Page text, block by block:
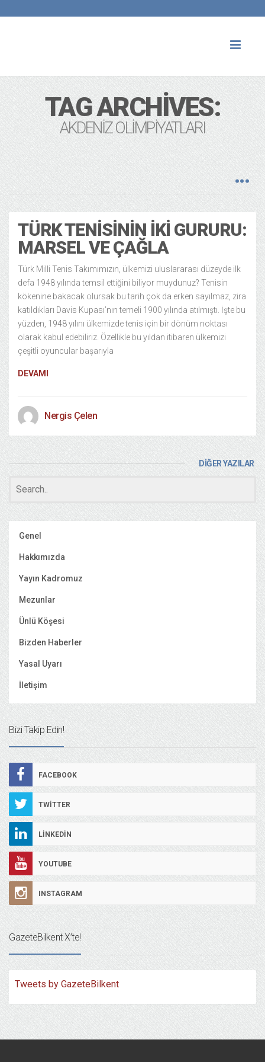
TAG ARCHIVES:
AKDENIZ OLIMPIYATLARI
TÜRK TENISININ İKI GURURU:
MARSEL VE ÇAĞLA
Türk Milli Tenis Takımımızın, ülkemizi uluslararası düzeyde ilk
defa 1948 yılında temsil ettiğini biliyor muydunuz? Tenisin
kökenine bakacak olursak bu tarih çok da erken sayılmaz, zira
katıldıkları Davis Kupası’nın temeli 1900 yılında atılmıştı. İşte bu
yüzden, 1948 yılını ülkemizde tenis için bir dönüm noktası
olarak kabul edebiliriz. Özellikle bu yıldan itibaren ülkemizi
çeşitli oyuncular başarıyla
DEVAMI
Nergis Çelen
DİĞER YAZILAR
Genel
Hakkımızda
Yayın Kadromuz
Mezunlar
Ünlü Köşesi
Bizden Haberler
Yasal Uyarı
İletişim
Bizi Takip Edin!
FACEBOOK
TWITTER
LINKEDIN
YOUTUBE
INSTAGRAM
GazeteBilkent X’te!
Tweets by GazeteBilkent